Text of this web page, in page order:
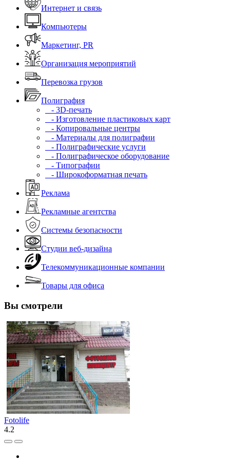
Интернет и связь
Компьютеры
Маркетинг, PR
Организация мероприятий
Перевозка грузов
Полиграфия
- 3D-печать
- Изготовление пластиковых карт
- Копировальные центры
- Материалы для полиграфии
- Полиграфические услуги
- Полиграфическое оборудование
- Типографии
- Широкоформатная печать
Реклама
Рекламные агентства
Системы безопасности
Студии веб-дизайна
Телекоммуникационные компании
Товары для офиса
Вы смотрели
Fotolife
4.2